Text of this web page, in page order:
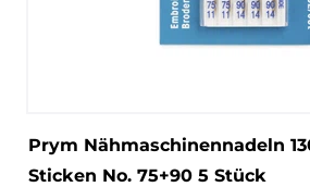
Prym Nähmaschinennadeln
Sticken No. 75+90 5 Stück